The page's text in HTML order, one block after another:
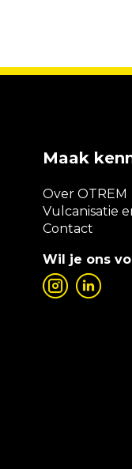
Maak
Over OTREM
Vulcanisatie
Contact
Wil je ons